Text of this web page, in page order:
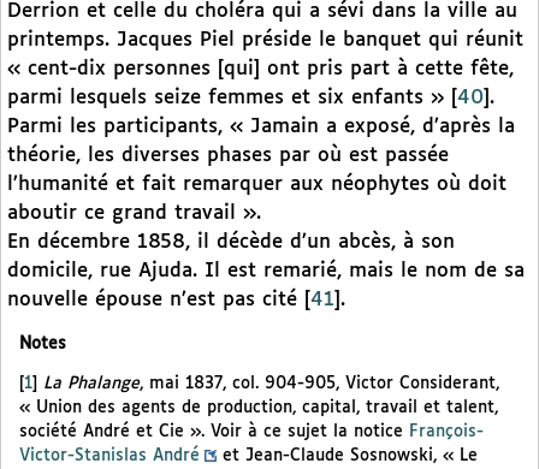
Derrion et celle du choléra qui a sévi dans la ville au
printemps. Jacques Piel préside le banquet qui réunit
« cent-dix personnes [qui] ont pris part à cette fête,
parmi lesquels seize femmes et six enfants »
40 .
Parmi les participants, « Jamain a exposé, d’après la
théorie, les diverses phases par où est passée
l’humanité et fait remarquer aux néophytes où doit
aboutir ce grand travail ».
En décembre 1858, il décède d’un abcès, à son
domicile, rue Ajuda. Il est remarié, mais le nom de sa
nouvelle épouse n’est pas cité
41 .
Notes
1 La Phalange, mai 1837, col. 904-905, Victor Considerant,
« Union des agents de production, capital, travail et talent,
société André et Cie ». Voir à ce sujet la notice François-
Victor-Stanislas André
et Jean-Claude Sosnowski, « Le